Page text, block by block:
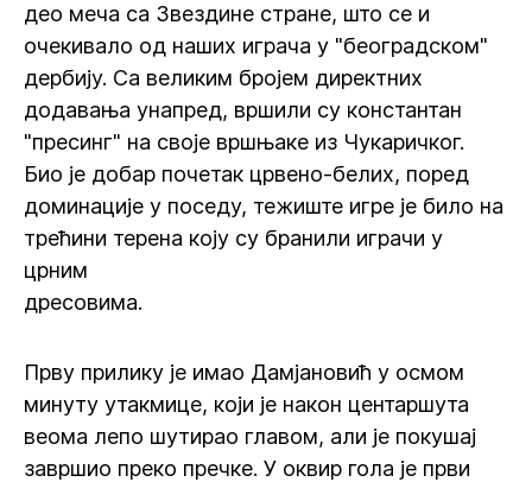
део меча са Звездине стране, што се и
очекивало од наших играча у "београдском"
дербију. Са великим бројем директних
додавања унапред, вршили су константан
"пресинг" на своје вршњаке из Чукаричког.
Био је добар почетак црвено-белих, поред
доминације у поседу, тежиште игре је било на
трећини терена коју су бранили играчи у
црним
дресовима.
Прву прилику је имао Дамјановић у осмом
минуту утакмице, који је након центаршута
веома лепо шутирао главом, али је покушај
завршио преко пречке. У оквир гола је први